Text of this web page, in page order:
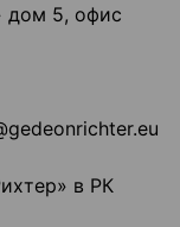
дом 5, офис
в РК